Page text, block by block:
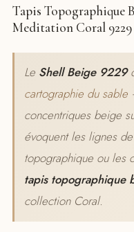
Tapis Topographique
Meditation Coral 9229
Le Shell Beige 9229
cartographie du sable
concentriques beige
évoquent les lignes
topographique ou les
tapis topographique
collection Coral.